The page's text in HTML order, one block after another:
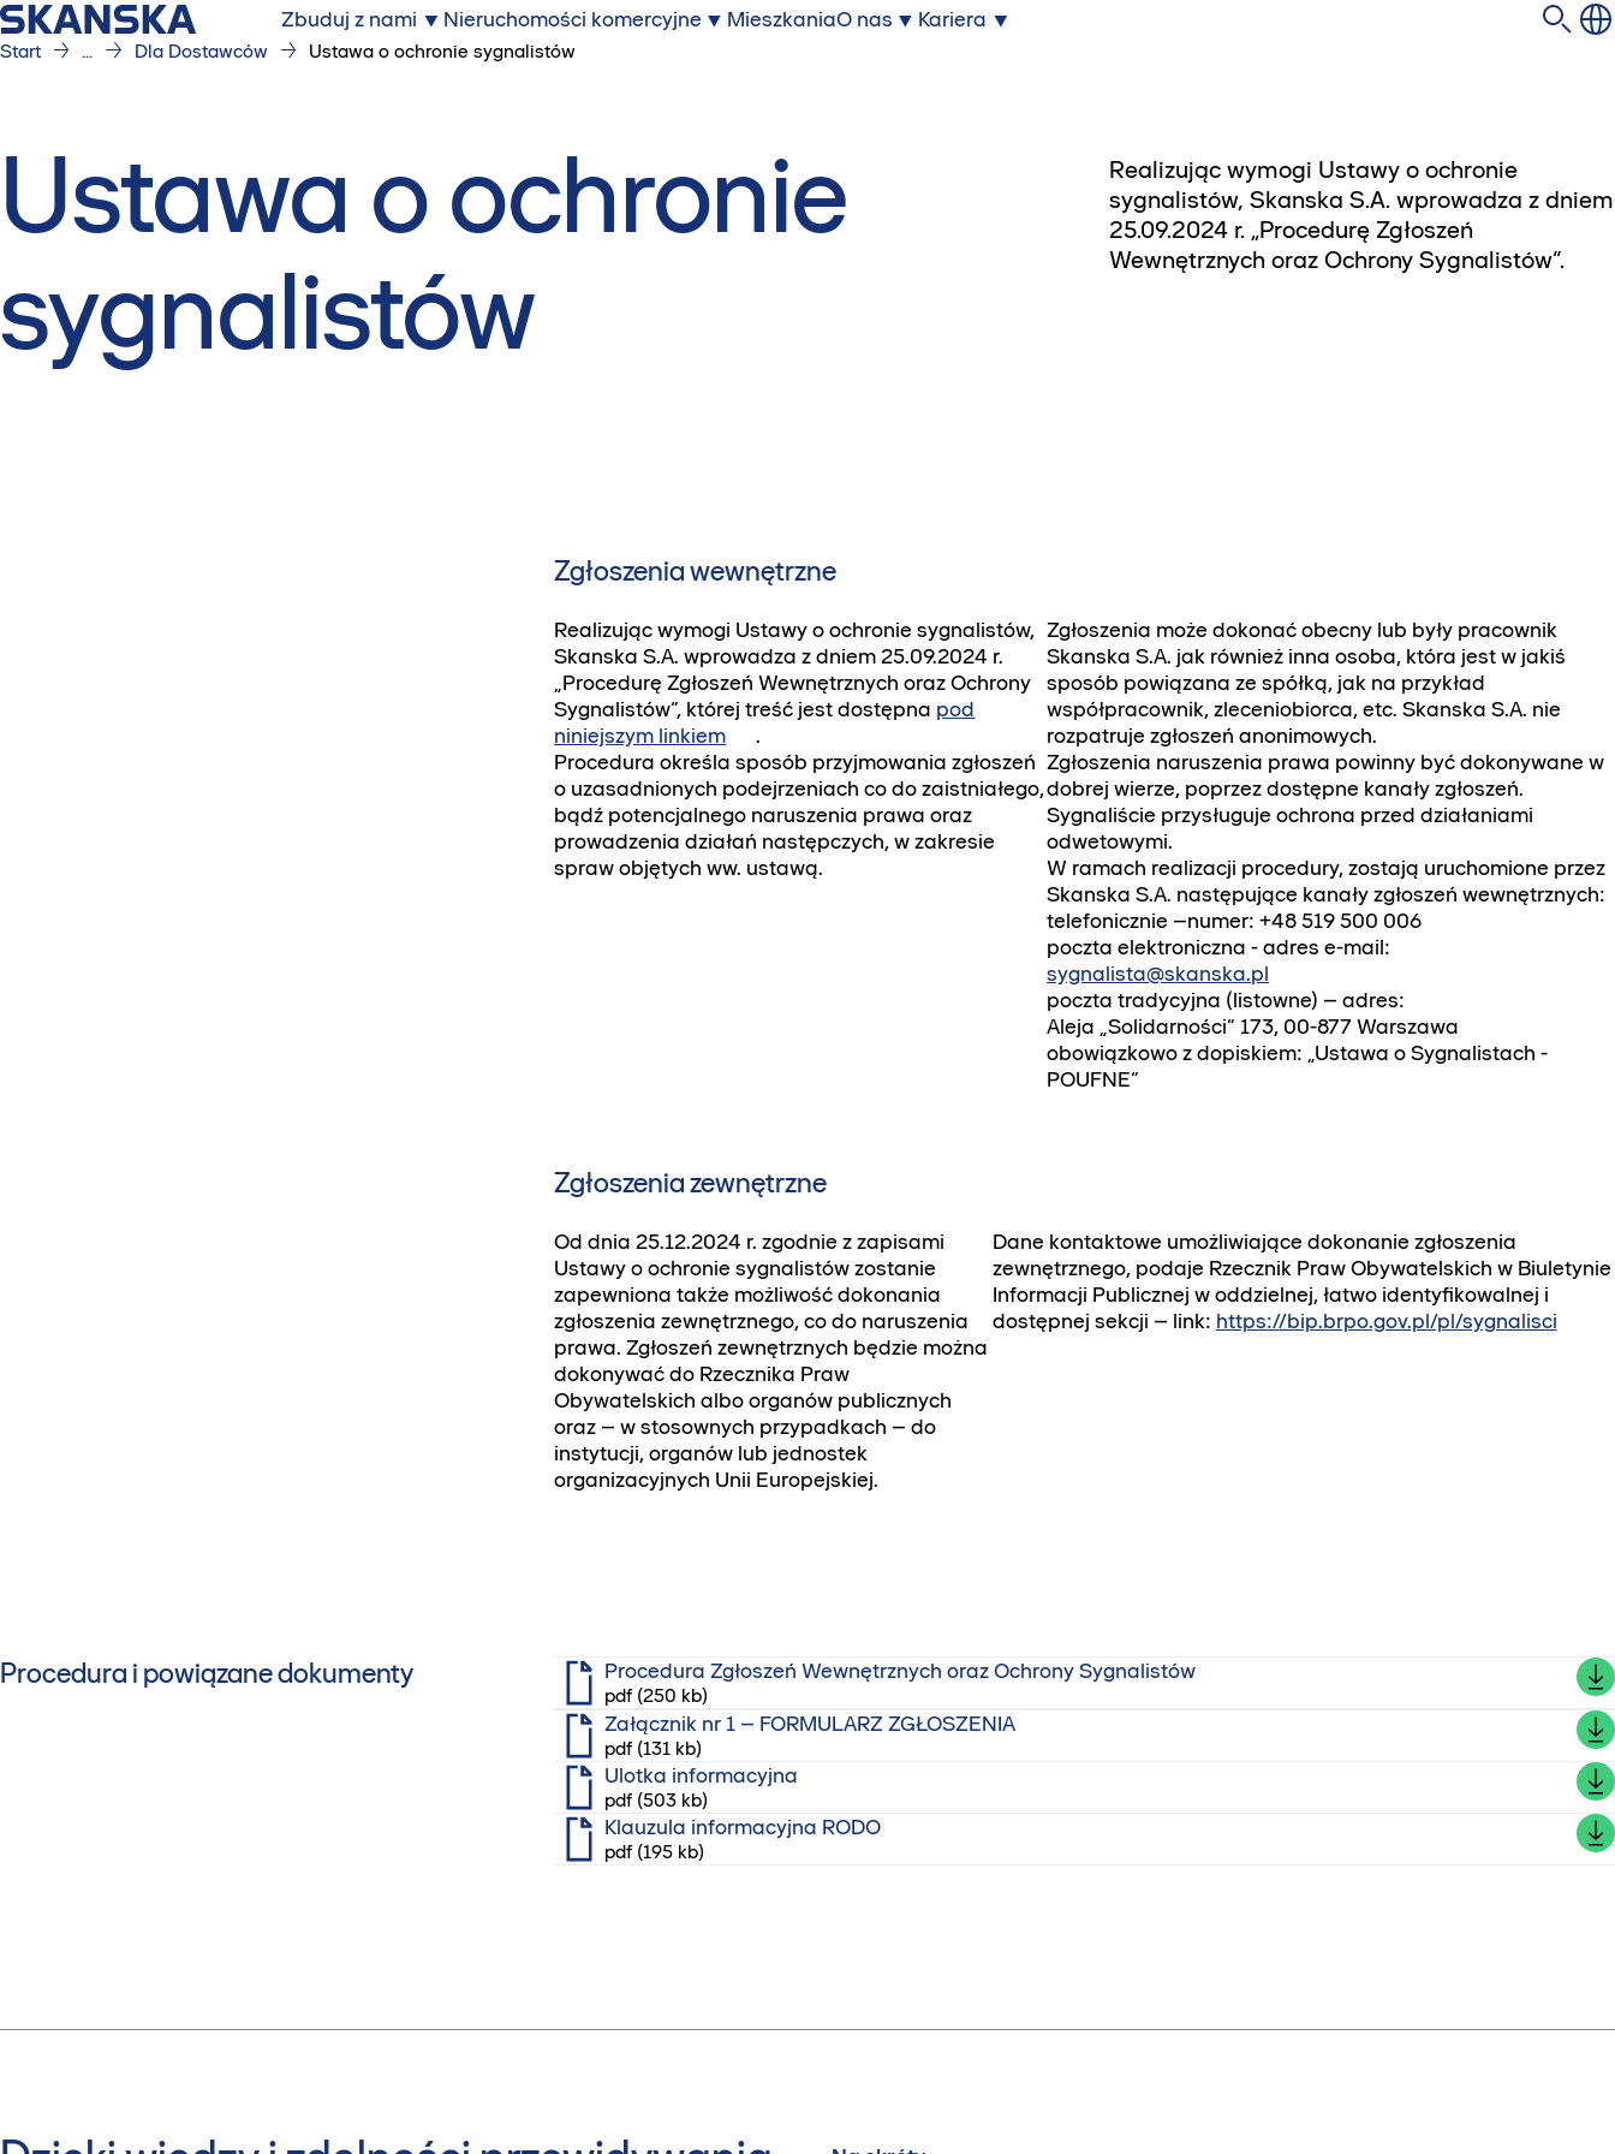
Zbuduj z nami Nieruchomości komercyjne MieszkaniaO nas Kariera
Start ... Dla Dostawców Ustawa o ochronie sygnalistów
Ustawa o ochronie
sygnalistów
Realizując wymogi Ustawy o ochronie
sygnalistów, Skanska S.A. wprowadza z dniem
25.09.2024 r. „Procedurę Zgłoszeń
Wewnętrznych oraz Ochrony Sygnalistów”.
Zgłoszenia wewnętrzne
Realizując wymogi Ustawy o ochronie sygnalistów,
Skanska S.A. wprowadza z dniem 25.09.2024 r.
„Procedurę Zgłoszeń Wewnętrznych oraz Ochrony
Sygnalistów”, której treść jest dostępna pod
niniejszym linkiem
.
Procedura określa sposób przyjmowania zgłoszeń
o uzasadnionych podejrzeniach co do zaistniałego,
bądź potencjalnego naruszenia prawa oraz
prowadzenia działań następczych, w zakresie
spraw objętych ww. ustawą.
Zgłoszenia może dokonać obecny lub były pracownik
Skanska S.A. jak również inna osoba, która jest w jakiś
sposób powiązana ze spółką, jak na przykład
współpracownik, zleceniobiorca, etc. Skanska S.A. nie
rozpatruje zgłoszeń anonimowych.
Zgłoszenia naruszenia prawa powinny być dokonywane w
dobrej wierze, poprzez dostępne kanały zgłoszeń.
Sygnaliście przysługuje ochrona przed działaniami
odwetowymi.
W ramach realizacji procedury, zostają uruchomione przez
Skanska S.A. następujące kanały zgłoszeń wewnętrznych:
telefonicznie –numer: +48 519 500 006
poczta elektroniczna - adres e-mail:
sygnalista@skanska.pl
poczta tradycyjna (listowne) – adres:
Aleja „Solidarności” 173, 00-877 Warszawa
obowiązkowo z dopiskiem: „Ustawa o Sygnalistach -
POUFNE”
Zgłoszenia zewnętrzne
Od dnia 25.12.2024 r. zgodnie z zapisami
Ustawy o ochronie sygnalistów zostanie
zapewniona także możliwość dokonania
zgłoszenia zewnętrznego, co do naruszenia
prawa. Zgłoszeń zewnętrznych będzie można
dokonywać do Rzecznika Praw
Obywatelskich albo organów publicznych
oraz – w stosownych przypadkach – do
instytucji, organów lub jednostek
organizacyjnych Unii Europejskiej.
Dane kontaktowe umożliwiające dokonanie zgłoszenia
zewnętrznego, podaje Rzecznik Praw Obywatelskich w Biuletynie
Informacji Publicznej w oddzielnej, łatwo identyfikowalnej i
dostępnej sekcji – link: https://bip.brpo.gov.pl/pl/sygnalisci
Procedura i powiązane dokumenty Procedura Zgłoszeń Wewnętrznych oraz Ochrony Sygnalistów
pdf (250 kb)
Załącznik nr 1 – FORMULARZ ZGŁOSZENIA
pdf (131 kb)
Ulotka informacyjna
pdf (503 kb)
Klauzula informacyjna RODO
pdf (195 kb)